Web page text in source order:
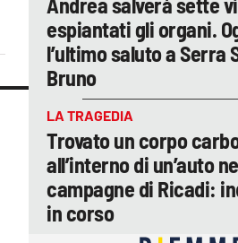
espiantati gli organi.
l’ultimo saluto a Serra
Bruno
LA TRAGEDIA
Trovato un corpo
all’interno di un’auto
campagne di Ricadi:
in corso
lacplay.it
lactv.it
laconair.it
ilreggino.it